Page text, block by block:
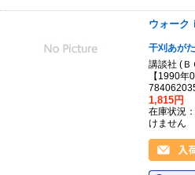
ウォーク
干刈あがた
講談社 (Ｂ
【1990
1,815円
在庫状況
けません